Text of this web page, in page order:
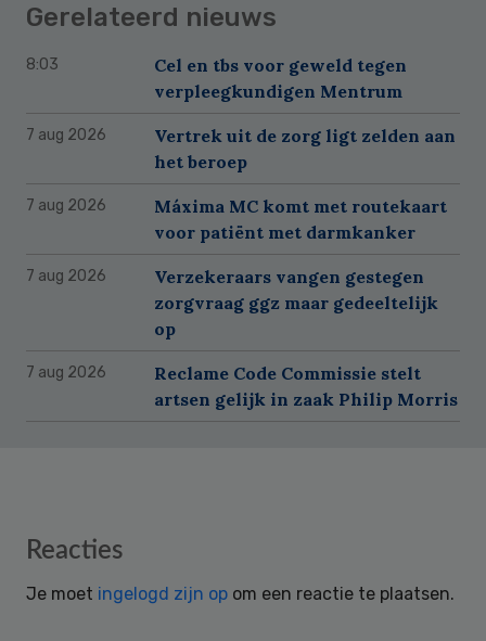
Gerelateerd nieuws
8:03
Cel en tbs voor geweld tegen
verpleegkundigen Mentrum
7 aug 2026
Vertrek uit de zorg ligt zelden aan
het beroep
7 aug 2026
Máxima MC komt met routekaart
voor patiënt met darmkanker
7 aug 2026
Verzekeraars vangen gestegen
zorgvraag ggz maar gedeeltelijk
op
7 aug 2026
Reclame Code Commissie stelt
artsen gelijk in zaak Philip Morris
Reader
Reacties
Je moet ingelogd zijn op om een reactie te plaatsen.